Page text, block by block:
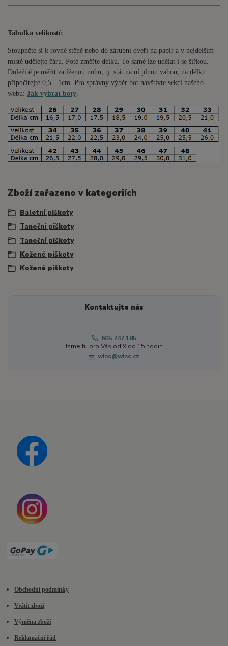
Tabulka velikostí:
Stoupněte si k rovné stěně nebo do zárubní dveří na papír a v nejdelším
místě udělejte čáru. Poté změřte délku. To samé lze udělat i se šířkou.
Důležité je měřit zatíženou nohu, tj. stát na ní plnou vahou, na délku
připočítejte 0,5 - 1cm . Pro správný výběr bot navštivte sekci našeho
webu: Jak vybrat boty
Zboží zařazeno v kategoriích
Baletní piškoty
Taneční piškoty
Taneční piškoty
Kožené piškoty
Kožené piškoty
Kontaktujte nás
605 747 185
Jsme tu pro Vás od 9 do 15 hodin
wins@wins.cz
Obchodní podmínky
Vrátit zboží
Výměna zboží
Reklamační řád